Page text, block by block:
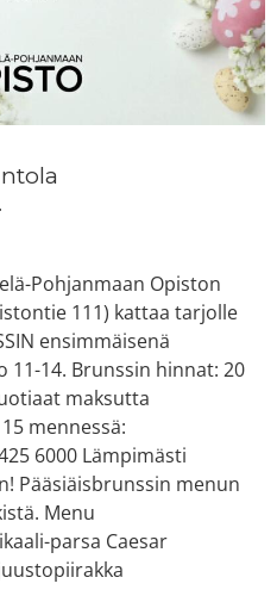
Pohjanmaan Opiston
111) kattaa tarjolle
ensimmäisenä
11-14. Brunssin hinnat: 20
maksutta
mennessä:
6000 Lämpimästi
Pääsiäisbrunssin menun
Menu
parsa Caesar